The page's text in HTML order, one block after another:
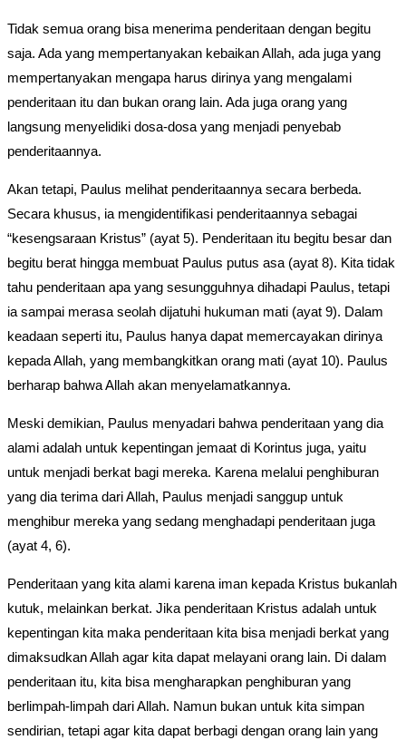
Tidak semua orang bisa menerima penderitaan dengan begitu
saja. Ada yang mempertanyakan kebaikan Allah, ada juga yang
mempertanyakan mengapa harus dirinya yang mengalami
penderitaan itu dan bukan orang lain. Ada juga orang yang
langsung menyelidiki dosa-dosa yang menjadi penyebab
penderitaannya.
Akan tetapi, Paulus melihat penderitaannya secara berbeda.
Secara khusus, ia mengidentifikasi penderitaannya sebagai
“kesengsaraan Kristus” (ayat 5). Penderitaan itu begitu besar dan
begitu berat hingga membuat Paulus putus asa (ayat 8). Kita tidak
tahu penderitaan apa yang sesungguhnya dihadapi Paulus, tetapi
ia sampai merasa seolah dijatuhi hukuman mati (ayat 9). Dalam
keadaan seperti itu, Paulus hanya dapat memercayakan dirinya
kepada Allah, yang membangkitkan orang mati (ayat 10). Paulus
berharap bahwa Allah akan menyelamatkannya.
Meski demikian, Paulus menyadari bahwa penderitaan yang dia
alami adalah untuk kepentingan jemaat di Korintus juga, yaitu
untuk menjadi berkat bagi mereka. Karena melalui penghiburan
yang dia terima dari Allah, Paulus menjadi sanggup untuk
menghibur mereka yang sedang menghadapi penderitaan juga
(ayat 4, 6).
Penderitaan yang kita alami karena iman kepada Kristus bukanlah
kutuk, melainkan berkat. Jika penderitaan Kristus adalah untuk
kepentingan kita maka penderitaan kita bisa menjadi berkat yang
dimaksudkan Allah agar kita dapat melayani orang lain. Di dalam
penderitaan itu, kita bisa mengharapkan penghiburan yang
berlimpah-limpah dari Allah. Namun bukan untuk kita simpan
sendirian, tetapi agar kita dapat berbagi dengan orang lain yang